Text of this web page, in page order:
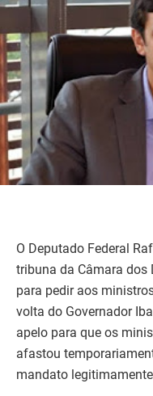
O Deputado Federal
tribuna da Câmara dos
para pedir aos
volta do Governador
apelo para que os
afastou
mandato